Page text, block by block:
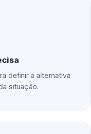
definir a alternativa
situação.